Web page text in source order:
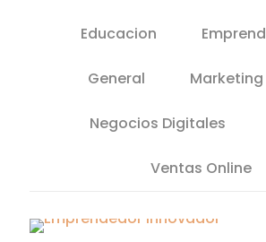
Educacion
General
Negocios Digitales
Ventas Online